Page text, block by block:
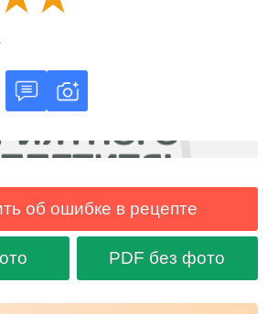
об ошибке в рецепте
PDF без фото